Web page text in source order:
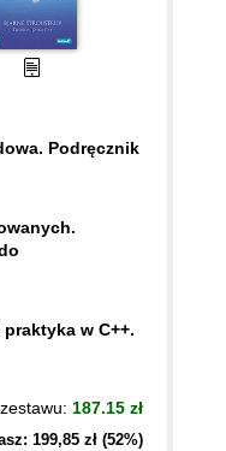
Podręcznik
w C++.
187.15 zł
199,85 zł (52%)